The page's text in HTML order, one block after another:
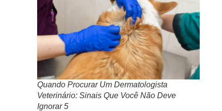
Quando Procurar Um Dermatologista
Veterinário: Sinais Que Você Não Deve
Ignorar 5